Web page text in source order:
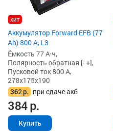
хит
Аккумулятор Forward EFB (77
Ah) 800 А, L3
Ёмкость 77 А·ч,
Полярность обратная [- +],
Пусковой ток 800 А,
278x175x190
362р. при сдаче акб
384р.
Купить